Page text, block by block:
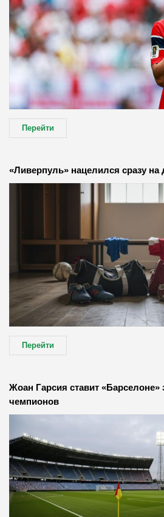
Перейти
«Ливерпуль» нацелился сразу
Перейти
Жоан Гарсия ставит «Барселоне»
чемпионов